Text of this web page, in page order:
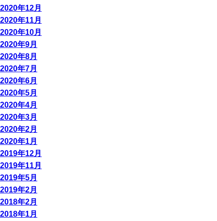
2020年12月
2020年11月
2020年10月
2020年9月
2020年8月
2020年7月
2020年6月
2020年5月
2020年4月
2020年3月
2020年2月
2020年1月
2019年12月
2019年11月
2019年5月
2019年2月
2018年2月
2018年1月